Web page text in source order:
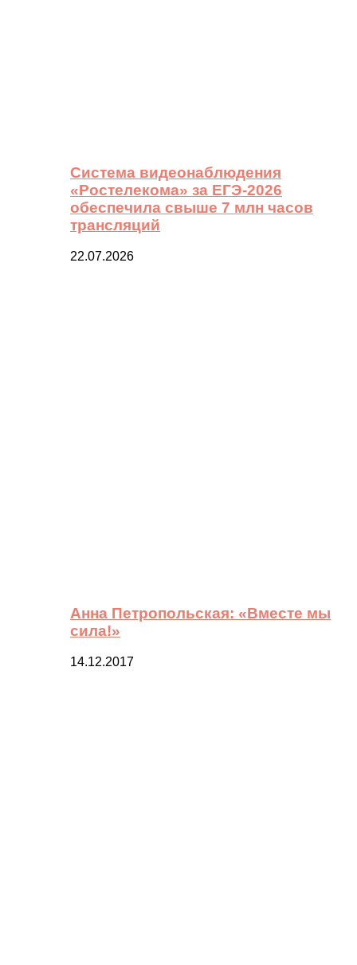
Система видеонаблюдения
«Ростелекома» за ЕГЭ-2026
обеспечила свыше 7 млн часов
трансляций
22.07.2026
Анна Петропольская: «Вместе мы
сила!»
14.12.2017